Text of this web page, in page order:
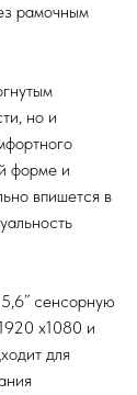
рамочным
но и
форме и
впишется в
сенсорную
x1080 и
для